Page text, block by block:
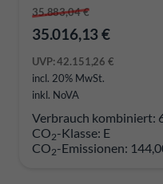
35.883,04 €
35.016,13 €
UVP:42.151,26 €
incl. 20% MwSt.
inkl. NoVA
Verbrauch kombiniert:
CO2-Klasse: E
CO2-Emissionen: